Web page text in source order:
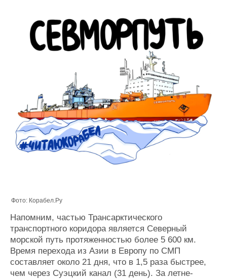
Фото: Корабел.Ру
Напомним, частью Трансарктического
транспортного коридора является Северный
морской путь протяженностью более 5 600 км.
Время перехода из Азии в Европу по СМП
составляет около 21 дня, что в 1,5 раза быстрее,
чем через Суэцкий канал (31 день). За летне-